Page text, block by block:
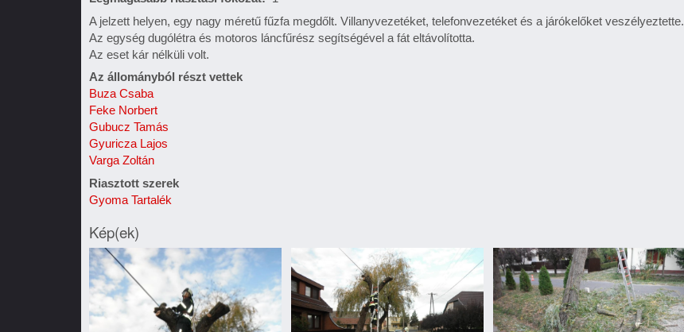
A jelzett helyen, egy nagy méretű fűzfa megdőlt. Villanyvezetéket, telefonvezetéket és a járókelőket veszélyeztette.
Az egység dugólétra és motoros láncfűrész segítségével a fát eltávolította.
Az eset kár nélküli volt.
Az állományból részt vettek
Buza Csaba
Feke Norbert
Gubucz Tamás
Gyuricza Lajos
Varga Zoltán
Riasztott szerek
Gyoma Tartalék
Kép(ek)